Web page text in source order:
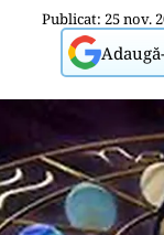
Publicat: 25 nov.